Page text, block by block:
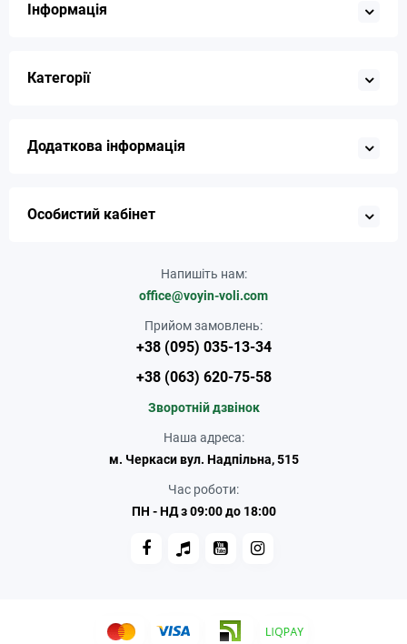
Інформація
Категорії
Додаткова інформація
Особистий кабінет
Напишіть нам:
office@voyin-voli.com
Прийом замовлень:
+38 (095) 035-13-34
+38 (063) 620-75-58
Зворотній дзвінок
Наша адреса:
м. Черкаси вул. Надпільна, 515
Час роботи:
ПН - НД з 09:00 до 18:00